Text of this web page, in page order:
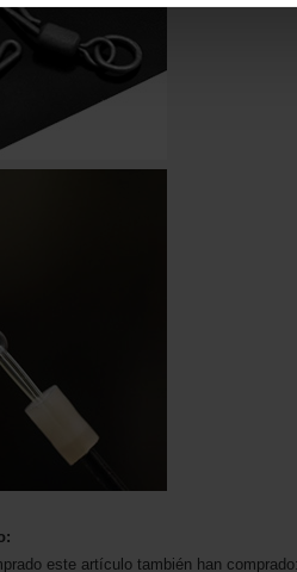
este artículo también han comprado: